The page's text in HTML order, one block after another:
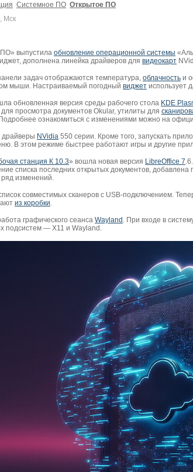
Системное ПО Открытое ПО
Мск
выпустила обновление операционной системы
дополнена линейка драйверов для видеокарт
задач отображаются температура, облачность и
мыши. Настраиваемый погодный виджет использует
обновленная версия среды рабочего стола KDE
просмотра документов Okular, утилиты для
ознакомиться с изменениями можно на
NVidia 550 серии. Кроме того, запускать
В этом режиме быстрее работают игры и другие
станция К 10.3» вошла новая версия LibreOffice 7
списка последних открытых документов,
изменений.
совместимых сканеров с USB-подключением.
из коробки.
графического сеанса Wayland . При входе в
подсистем — X11 и Wayland.